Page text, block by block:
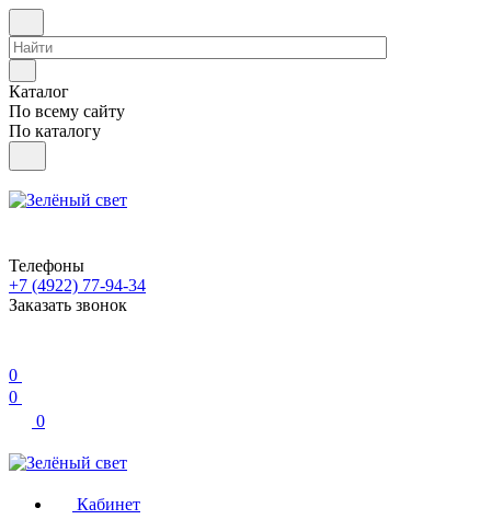
Каталог
По всему сайту
По каталогу
Телефоны
+7 (4922) 77-94-34
Заказать звонок
0
0
0
Кабинет